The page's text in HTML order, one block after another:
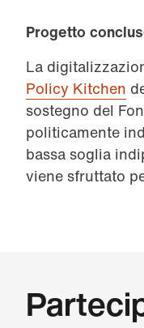
Progetto
La
Policy Kitchen
sostegno del
politicamente
bassa soglia
viene sfruttato